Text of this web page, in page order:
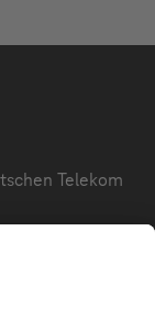
Telekom